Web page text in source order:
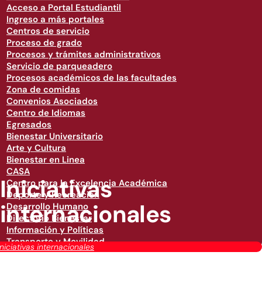
Acceso a Portal Estudiantil
Ingreso a más portales
Centros de servicio
Proceso de grado
Procesos y trámites administrativos
Servicio de parqueadero
Procesos académicos de las facultades
Zona de comidas
Convenios Asociados
Centro de Idiomas
Egresados
Bienestar Universitario
Arte y Cultura
Bienestar en Linea
CASA
Centro para la Excelencia Académica
Deporte y Recreación
Desarrollo Humano
Directorio Bienestar
Información y Políticas
Transporte y Movilidad
internacionales
Iniciativas
internacionales